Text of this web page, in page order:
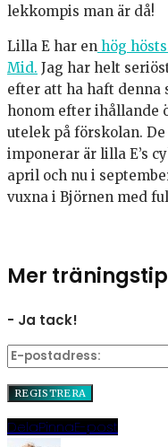
lekkompis man är då!
Lilla E har en hög
Mid. Jag har helt
efter att ha haft denna
honom efter ihållande
utelek på förskolan.
imponerar är lilla E’s
april och nu i
vuxna i Björnen med
Mer
- Ja tack!
DelaPinnaE-post